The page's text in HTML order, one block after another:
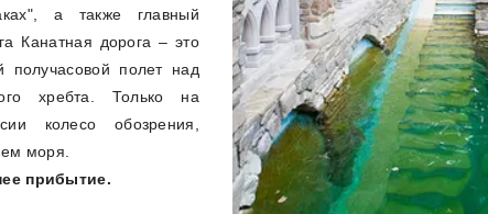
а также главный
Канатная дорога – это
получасовой полет над
хребта. Только на
колесо обозрения,
моря.
прибытие.